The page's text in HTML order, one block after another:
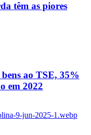
têm as piores
ao TSE, 35%
em 2022